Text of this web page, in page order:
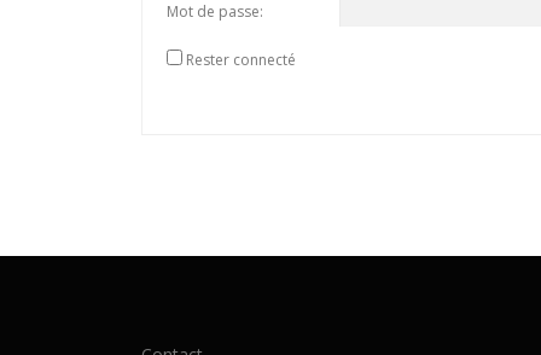
Mot de passe:
Rester connecté